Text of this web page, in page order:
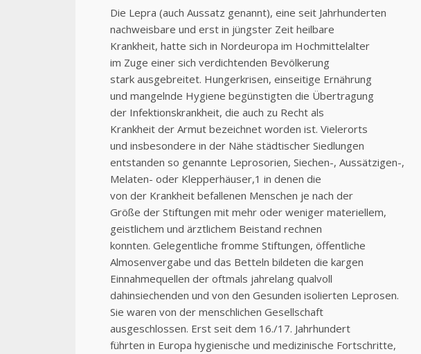
Die Lepra (auch Aussatz genannt), eine seit Jahrhunderten
nachweisbare und erst in jüngster Zeit heilbare
Krankheit, hatte sich in Nordeuropa im Hochmittelalter
im Zuge einer sich verdichtenden Bevölkerung
stark ausgebreitet. Hungerkrisen, einseitige Ernährung
und mangelnde Hygiene begünstigten die Übertragung
der Infektionskrankheit, die auch zu Recht als
Krankheit der Armut bezeichnet worden ist. Vielerorts
und insbesondere in der Nähe städtischer Siedlungen
entstanden so genannte Leprosorien, Siechen-, Aussätzigen-,
Melaten- oder Klepperhäuser,1 in denen die
von der Krankheit befallenen Menschen je nach der
Größe der Stiftungen mit mehr oder weniger materiellem,
geistlichem und ärztlichem Beistand rechnen
konnten. Gelegentliche fromme Stiftungen, öffentliche
Almosenvergabe und das Betteln bildeten die kargen
Einnahmequellen der oftmals jahrelang qualvoll
dahinsiechenden und von den Gesunden isolierten Leprosen.
Sie waren von der menschlichen Gesellschaft
ausgeschlossen. Erst seit dem 16./17. Jahrhundert
führten in Europa hygienische und medizinische Fortschritte,